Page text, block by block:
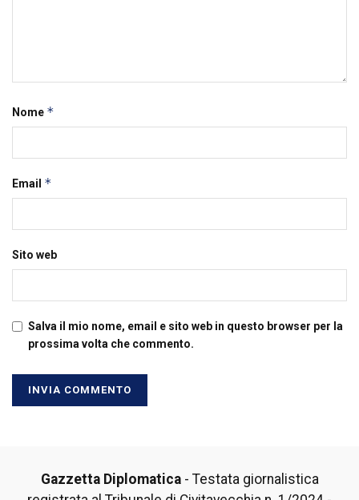
Nome *
Email *
Sito web
Salva il mio nome, email e sito web in questo browser per la
prossima volta che commento.
Gazzetta Diplomatica- Testata giornalistica